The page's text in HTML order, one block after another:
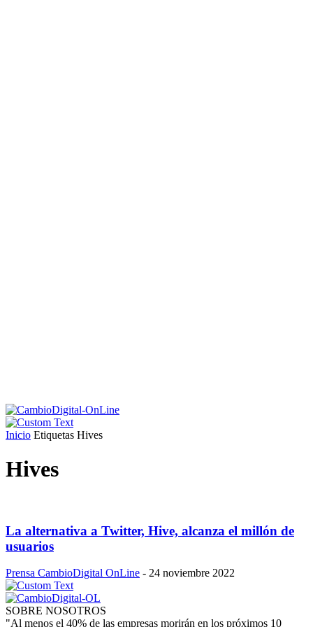
Inicio Etiquetas Hives
Hives
La alternativa a Twitter, Hive, alcanza el millón de
usuarios
Prensa CambioDigital OnLine - 24 noviembre 2022
SOBRE NOSOTROS
"Al menos el 40% de las empresas morirán en los próximos 10